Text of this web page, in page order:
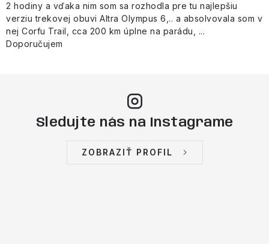
2 hodiny a vďaka nim som sa rozhodla pre tu najlepšiu
verziu trekovej obuvi Altra Olympus 6,.. a absolvovala som v
nej Corfu Trail, cca 200 km úplne na parádu, ...
Doporučujem
Sledujte nás na Instagrame
ZOBRAZIŤ PROFIL